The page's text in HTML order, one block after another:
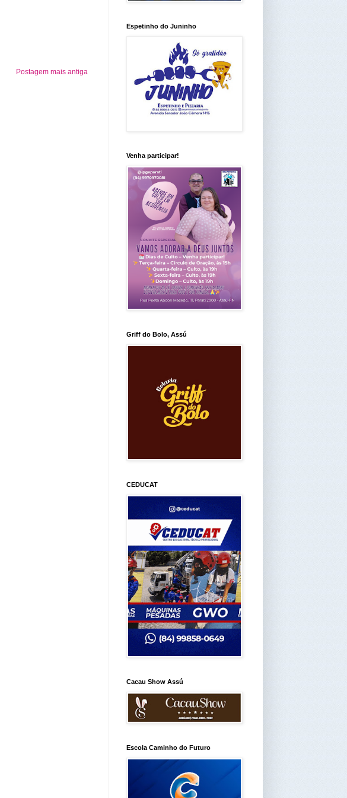
Postagem mais antiga
Espetinho do Juninho
Venha participar!
Griff do Bolo, Assú
CEDUCAT
Cacau Show Assú
Escola Caminho do Futuro